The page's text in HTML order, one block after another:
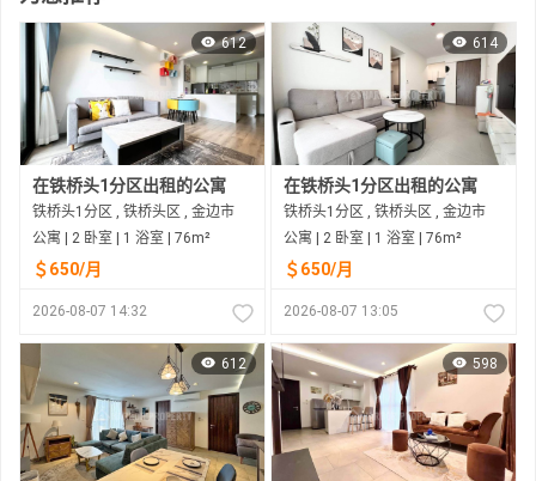
612
在铁桥头1分区出租的公寓
铁桥头1分区 , 铁桥头区 , 金边市
公寓 | 2 卧室 | 1 浴室 | 76m²
＄650/月
2026-08-07 14:32
614
在铁桥头1分区出租的公寓
铁桥头1分区 , 铁桥头区 , 金边市
公寓 | 2 卧室 | 1 浴室 | 76m²
＄650/月
2026-08-07 13:05
612 598